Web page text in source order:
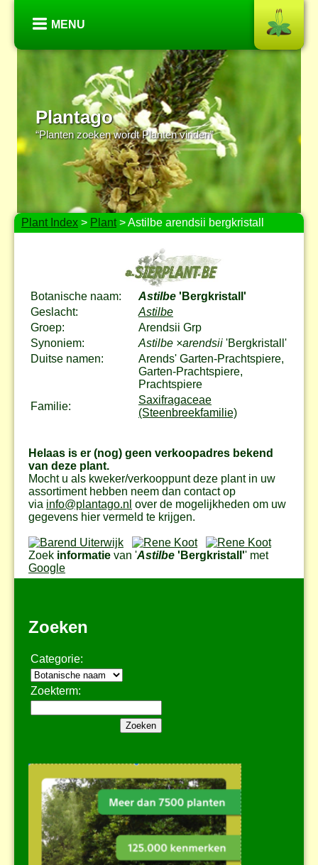
MENU
Plantago
“Planten zoeken wordt Planten vinden”
Plant Index > Plant> Astilbe arendsii bergkristall
Botanische naam: Astilbe 'Bergkristall'
Geslacht:
Astilbe
Groep:
Arendsii Grp
Synoniem:
Astilbe ×arendsii 'Bergkristall'
Duitse namen:
Arends' Garten-Prachtspiere,
Garten-Prachtspiere,
Prachtspiere
Familie:
Saxifragaceae
(Steenbreekfamilie)
Helaas is er (nog) geen verkoopadres bekend
van deze plant.
Mocht u als kweker/verkooppunt deze plant in uw
assortiment hebben neem dan contact op
via info@plantago.nl over de mogelijkheden om uw
gegevens hier vermeld te krijgen.
Zoek informatie van 'Astilbe 'Bergkristall'' met
Google
Zoeken
Categorie:
Zoekterm: